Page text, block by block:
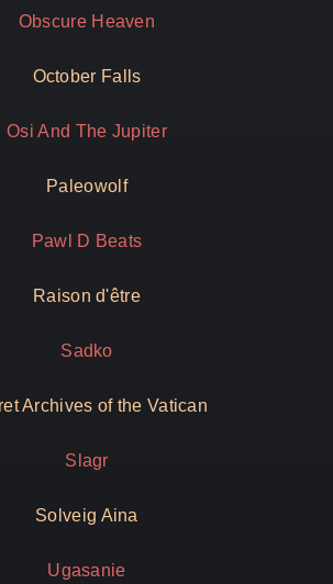
Obscure Heaven
October Falls
Osi And The Jupiter
Paleowolf
Pawl D Beats
Raison d'être
Sadko
Archives of the Vatican
Slagr
Solveig Aina
Ugasanie